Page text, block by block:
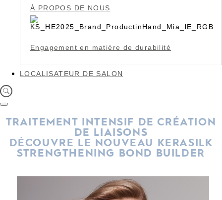
À PROPOS DE NOUS
Engagement en matière de durabilité
LOCALISATEUR DE SALON
TRAITEMENT INTENSIF DE CRÉATION
DE LIAISONS
DÉCOUVRE LE NOUVEAU KERASILK
STRENGTHENING BOND BUILDER